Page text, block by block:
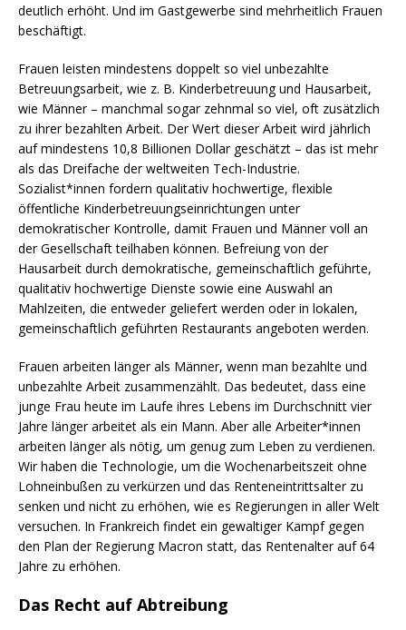
deutlich erhöht. Und im Gastgewerbe sind mehrheitlich Frauen
beschäftigt.
Frauen leisten mindestens doppelt so viel unbezahlte
Betreuungsarbeit, wie z. B. Kinderbetreuung und Hausarbeit,
wie Männer – manchmal sogar zehnmal so viel, oft zusätzlich
zu ihrer bezahlten Arbeit. Der Wert dieser Arbeit wird jährlich
auf mindestens 10,8 Billionen Dollar geschätzt – das ist mehr
als das Dreifache der weltweiten Tech-Industrie.
Sozialist*innen fordern qualitativ hochwertige, flexible
öffentliche Kinderbetreuungseinrichtungen unter
demokratischer Kontrolle, damit Frauen und Männer voll an
der Gesellschaft teilhaben können. Befreiung von der
Hausarbeit durch demokratische, gemeinschaftlich geführte,
qualitativ hochwertige Dienste sowie eine Auswahl an
Mahlzeiten, die entweder geliefert werden oder in lokalen,
gemeinschaftlich geführten Restaurants angeboten werden.
Frauen arbeiten länger als Männer, wenn man bezahlte und
unbezahlte Arbeit zusammenzählt. Das bedeutet, dass eine
junge Frau heute im Laufe ihres Lebens im Durchschnitt vier
Jahre länger arbeitet als ein Mann. Aber alle Arbeiter*innen
arbeiten länger als nötig, um genug zum Leben zu verdienen.
Wir haben die Technologie, um die Wochenarbeitszeit ohne
Lohneinbußen zu verkürzen und das Renteneintrittsalter zu
senken und nicht zu erhöhen, wie es Regierungen in aller Welt
versuchen. In Frankreich findet ein gewaltiger Kampf gegen
den Plan der Regierung Macron statt, das Rentenalter auf 64
Jahre zu erhöhen.
Das Recht auf Abtreibung